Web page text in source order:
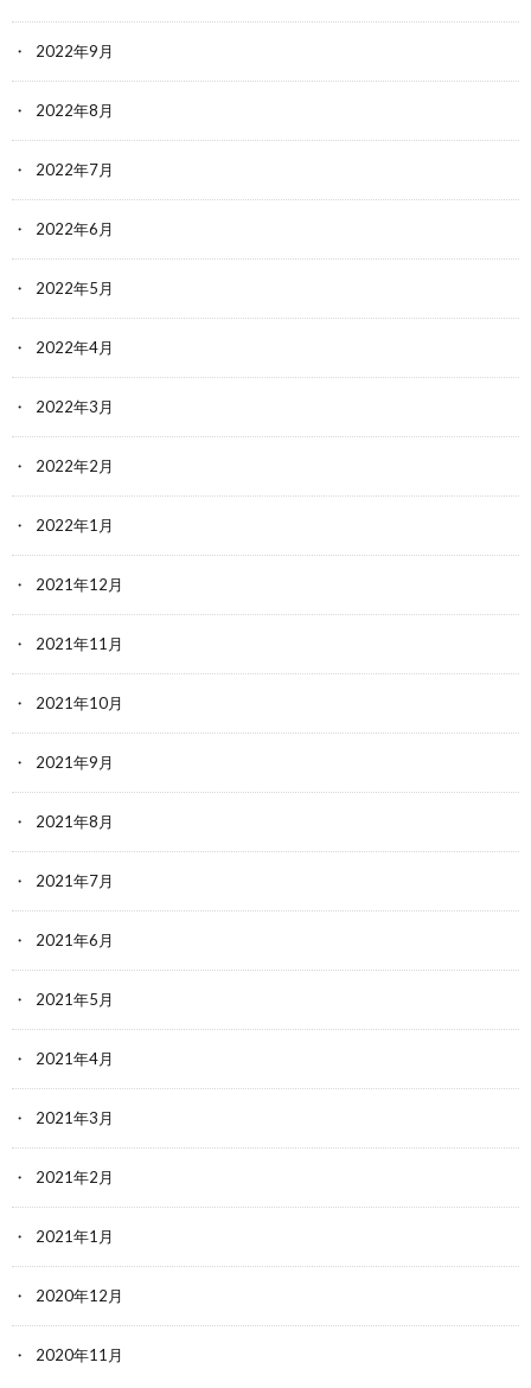
2022年9月
2022年8月
2022年7月
2022年6月
2022年5月
2022年4月
2022年3月
2022年2月
2022年1月
2021年12月
2021年11月
2021年10月
2021年9月
2021年8月
2021年7月
2021年6月
2021年5月
2021年4月
2021年3月
2021年2月
2021年1月
2020年12月
2020年11月